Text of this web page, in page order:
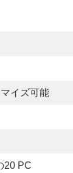
イズ可能
20 PC